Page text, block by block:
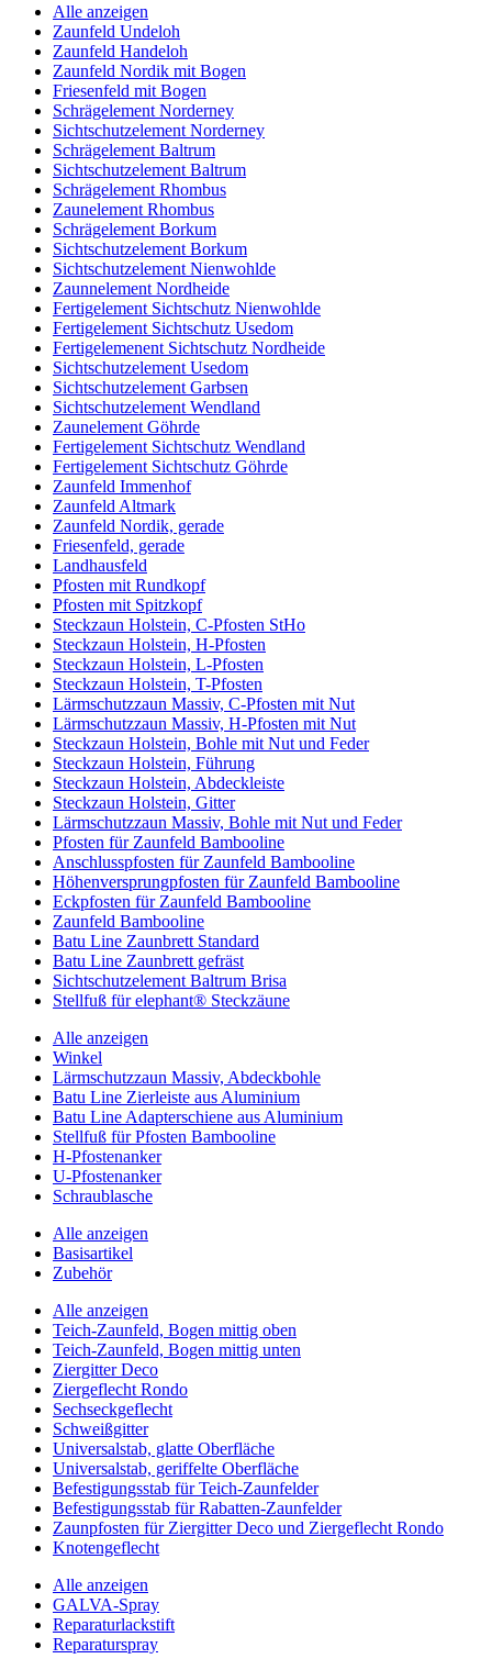
Alle anzeigen
Zaunfeld Undeloh
Zaunfeld Handeloh
Zaunfeld Nordik mit Bogen
Friesenfeld mit Bogen
Schrägelement Norderney
Sichtschutzelement Norderney
Schrägelement Baltrum
Sichtschutzelement Baltrum
Schrägelement Rhombus
Zaunelement Rhombus
Schrägelement Borkum
Sichtschutzelement Borkum
Sichtschutzelement Nienwohlde
Zaunnelement Nordheide
Fertigelement Sichtschutz Nienwohlde
Fertigelement Sichtschutz Usedom
Fertigelemenent Sichtschutz Nordheide
Sichtschutzelement Usedom
Sichtschutzelement Garbsen
Sichtschutzelement Wendland
Zaunelement Göhrde
Fertigelement Sichtschutz Wendland
Fertigelement Sichtschutz Göhrde
Zaunfeld Immenhof
Zaunfeld Altmark
Zaunfeld Nordik, gerade
Friesenfeld, gerade
Landhausfeld
Pfosten mit Rundkopf
Pfosten mit Spitzkopf
Steckzaun Holstein, C-Pfosten StHo
Steckzaun Holstein, H-Pfosten
Steckzaun Holstein, L-Pfosten
Steckzaun Holstein, T-Pfosten
Lärmschutzzaun Massiv, C-Pfosten mit Nut
Lärmschutzzaun Massiv, H-Pfosten mit Nut
Steckzaun Holstein, Bohle mit Nut und Feder
Steckzaun Holstein, Führung
Steckzaun Holstein, Abdeckleiste
Steckzaun Holstein, Gitter
Lärmschutzzaun Massiv, Bohle mit Nut und Feder
Pfosten für Zaunfeld Bambooline
Anschlusspfosten für Zaunfeld Bambooline
Höhenversprungpfosten für Zaunfeld Bambooline
Eckpfosten für Zaunfeld Bambooline
Zaunfeld Bambooline
Batu Line Zaunbrett Standard
Batu Line Zaunbrett gefräst
Sichtschutzelement Baltrum Brisa
Stellfuß für elephant® Steckzäune
Alle anzeigen
Winkel
Lärmschutzzaun Massiv, Abdeckbohle
Batu Line Zierleiste aus Aluminium
Batu Line Adapterschiene aus Aluminium
Stellfuß für Pfosten Bambooline
H-Pfostenanker
U-Pfostenanker
Schraublasche
Alle anzeigen
Basisartikel
Zubehör
Alle anzeigen
Teich-Zaunfeld, Bogen mittig oben
Teich-Zaunfeld, Bogen mittig unten
Ziergitter Deco
Ziergeflecht Rondo
Sechseckgeflecht
Schweißgitter
Universalstab, glatte Oberfläche
Universalstab, geriffelte Oberfläche
Befestigungsstab für Teich-Zaunfelder
Befestigungsstab für Rabatten-Zaunfelder
Zaunpfosten für Ziergitter Deco und Ziergeflecht Rondo
Knotengeflecht
Alle anzeigen
GALVA-Spray
Reparaturlackstift
Reparaturspray